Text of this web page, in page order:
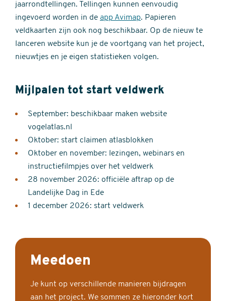
jaarrondtellingen. Tellingen kunnen eenvoudig
ingevoerd worden in de app Avimap. Papieren
veldkaarten zijn ook nog beschikbaar. Op de nieuw te
lanceren website kun je de voortgang van het project,
nieuwtjes en je eigen statistieken volgen.
Mijlpalen tot start veldwerk
September: beschikbaar maken website
vogelatlas.nl
Oktober: start claimen atlasblokken
Oktober en november: lezingen, webinars en
instructiefilmpjes over het veldwerk
28 november 2026: officiële aftrap op de
Landelijke Dag in Ede
1 december 2026: start veldwerk
Meedoen
Je kunt op verschillende manieren bijdragen
aan het project. We sommen ze hieronder kort